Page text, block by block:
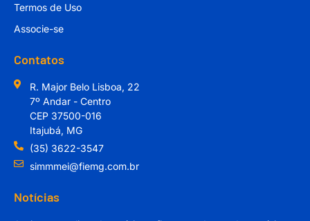
Termos de Uso
Associe-se
Contatos
R. Major Belo Lisboa, 22
7º Andar - Centro
CEP 37500-016
Itajubá, MG
(35) 3622-3547
simmmei@fiemg.com.br
Notícias